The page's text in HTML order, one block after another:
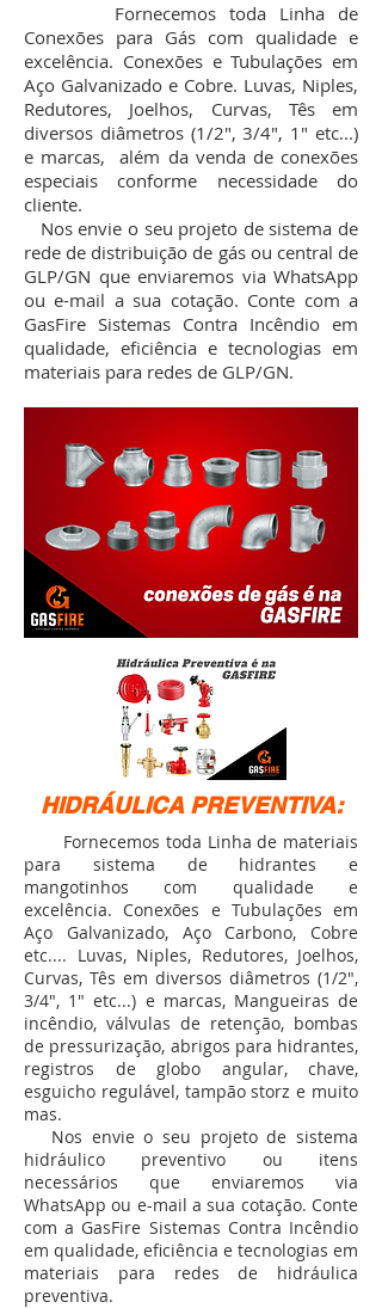
Fornecemos toda Linha de
Conexões para Gás com qualidade e
excelência. Conexões e Tubulações em
Aço Galvanizado e Cobre. Luvas, Niples,
Redutores, Joelhos, Curvas, Tês em
diversos diâmetros (1/2", 3/4", 1" etc...)
e marcas, além da venda de conexões
especiais conforme necessidade do
cliente.
Nos envie o seu projeto de sistema de
rede de distribuição de gás ou central de
GLP/GN que enviaremos via WhatsApp
ou e-mail a sua cotação. Conte com a
GasFire Sistemas Contra Incêndio em
qualidade, eficiência e tecnologias em
materiais para redes de GLP/GN.
HIDRÁULICA PREVENTIVA:
Fornecemos toda Linha de materiais
para sistema de hidrantes e
mangotinhos com qualidade e
excelência. Conexões e Tubulações em
Aço Galvanizado, Aço Carbono, Cobre
etc.... Luvas, Niples, Redutores, Joelhos,
Curvas, Tês em diversos diâmetros (1/2",
3/4", 1" etc...) e marcas, Mangueiras de
incêndio, válvulas de retenção, bombas
de pressurização, abrigos para hidrantes,
registros de globo angular, chave,
esguicho regulável, tampão storz e muito
mas.
Nos envie o seu projeto de sistema
hidráulico preventivo ou itens
necessários que enviaremos via
WhatsApp ou e-mail a sua cotação. Conte
com a GasFire Sistemas Contra Incêndio
em qualidade, eficiência e tecnologias em
materiais para redes de hidráulica
preventiva.